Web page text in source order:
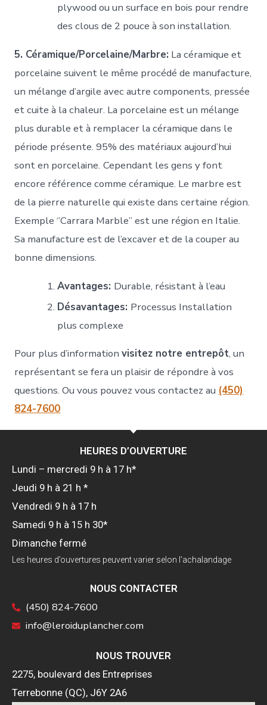
plywood ou un surface en bois pour rendre
des clous de 2 pouce à son installation.
5. Céramique/Porcelaine/Marbre: La céramique et
porcelaine suivent le même procédé de manufacture,
un mélange d’argile avec autre components, pressée
et cuite à la chaleur. La porcelaine est un mélange
plus durable et à remplacer la céramique dans le
période présente. 95% des matériaux aujourd’hui
sont en porcelaine. Cependant les gens y font
encore référence comme céramique. Le marbre est
de la pierre naturelle qui existe dans certaine région.
Exemple ‘’Carrara Marble’’ est une région en Italie.
Sa manufacture est de l’excaver et de la couper au
bonne dimensions.
Avantages: Durable, résistant à l’eau
Désavantages: Processus Installation
plus complexe
Pour plus d’informationvisitez notre entrepôt, un
représentant se fera un plaisir de répondre à vos
questions. Ou vous pouvez vous contactez au (450)
824-7600
HEURES D’OUVERTURE
Lundi – mercredi 9 h à 17 h*
Jeudi 9 h à 21 h *
Vendredi 9 h à 17 h
Samedi 9 h à 15 h 30*
Dimanche fermé
Les heures d’ouvertures peuvent varier selon l’achalandage
NOUS CONTACTER
(450) 824-7600
info@leroiduplancher.com
NOUS TROUVER
2275, boulevard des Entreprises
Terrebonne (QC), J6Y 2A6